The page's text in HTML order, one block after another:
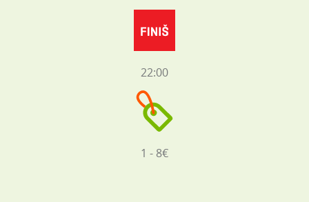
22:00
1 - 8€